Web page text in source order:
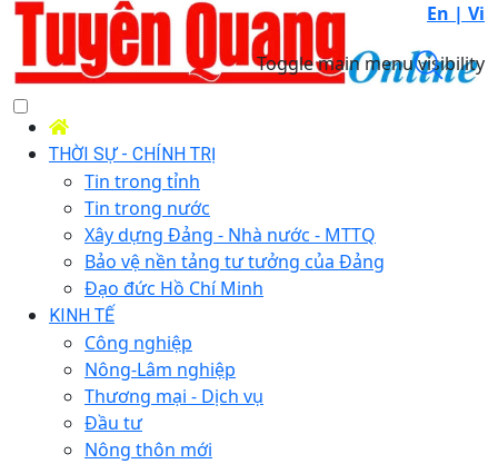
En | Vi
Toggle main menu visibility
THỜI SỰ - CHÍNH TRỊ
Tin trong tỉnh
Tin trong nước
Xây dựng Đảng - Nhà nước - MTTQ
Bảo vệ nền tảng tư tưởng của Đảng
Đạo đức Hồ Chí Minh
KINH TẾ
Công nghiệp
Nông-Lâm nghiệp
Thương mại - Dịch vụ
Đầu tư
Nông thôn mới